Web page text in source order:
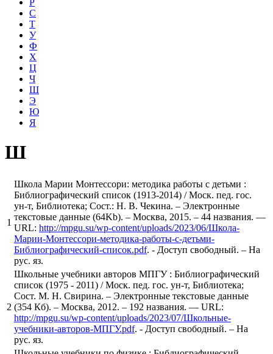
Р
С
Т
У
Ф
Х
Ц
Ч
Ш
Э
Ю
Я
Ш
1
Школа Марии Монтессори: методика работы с детьми :
Библиографический список (1913-2014) / Моск. пед. гос.
ун-т, Библиотека; Сост.: Н. В. Чекина. – Электронные
текстовые данные (64Kb). – Москва, 2015. – 44 названия. —
URL: http://mpgu.su/wp-content/uploads/2023/06/Школа-
Марии-Монтессори-методика-работы-с-детьми-
Библиографический-список.pdf. - Доступ свободный. – На
рус. яз.
2
Школьные учебники авторов МПГУ : Библиографический
список (1975 - 2011) / Моск. пед. гос. ун-т, Библиотека;
Сост. М. Н. Свирина. – Электронные текстовые данные
(354 Кб). – Москва, 2012. – 192 названия. — URL:
http://mpgu.su/wp-content/uploads/2023/07/Школьные-
учебники-авторов-МПГУ.pdf. - Доступ свободный. – На
рус. яз.